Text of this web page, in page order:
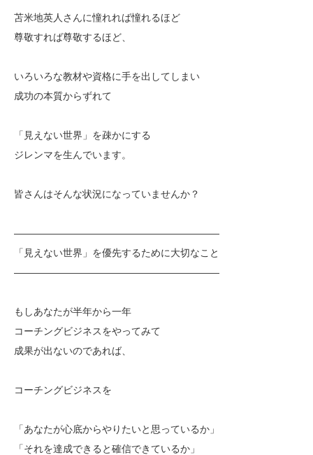
苫米地英人さんに憧れれば憧れるほど
尊敬すれば尊敬するほど、
いろいろな教材や資格に手を出してしまい
成功の本質からずれて
「見えない世界」を疎かにする
ジレンマを生んでいます。
皆さんはそんな状況になっていませんか？
—————————————————————
「見えない世界」を優先するために大切なこと
—————————————————————
もしあなたが半年から一年
コーチングビジネスをやってみて
成果が出ないのであれば、
コーチングビジネスを
「あなたが心底からやりたいと思っているか」
「それを達成できると確信できているか」